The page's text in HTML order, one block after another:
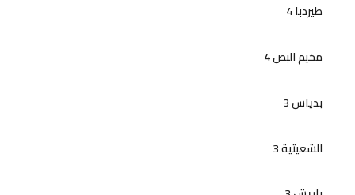
طيردبا 4
مخيم البص 4
بدياس 3
الشعيتية 3